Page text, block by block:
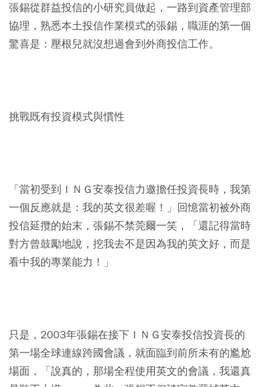
張錫從群益投信的小研究員做起，一路到資產管理部
協理，熟悉本土投信作業模式的張錫，職涯的第一個
驚喜是：壓根兒就沒想過會到外商投信工作。
挑戰既有投資模式與慣性
「當初受到ＩＮＧ安泰投信力邀擔任投資長時，我第
一個反應就是：我的英文很差喔！」回憶當初被外商
投信延攬的始末，張錫不禁莞爾一笑，「還記得當時
對方曾鼓勵地說，挖我去不是因為我的英文好，而是
看中我的專業能力！」
只是，2003年張錫在接下ＩＮＧ安泰投信投資長的
第一場全球連線跨國會議，就面臨到前所未有的尷尬
場面，「說真的，那場全程使用英文的會議，我還真